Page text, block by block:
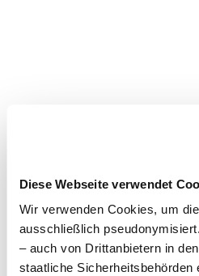
Diese Webseite verwendet
Wir verwenden Cookies, um
ausschließlich
– auch von Drittanbietern in
staatliche Sicherheitsbehörden